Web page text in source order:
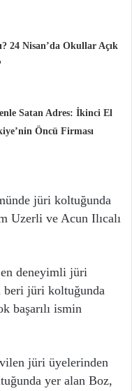
24 Nisan’da Okullar Açık
Satan Adres: İkinci El
Öncü Firması
jüri koltuğunda
Uzerli ve Acun Ilıcalı
deneyimli jüri
beri jüri koltuğunda
başarılı ismin
jüri üyelerinden
yer alan Boz,